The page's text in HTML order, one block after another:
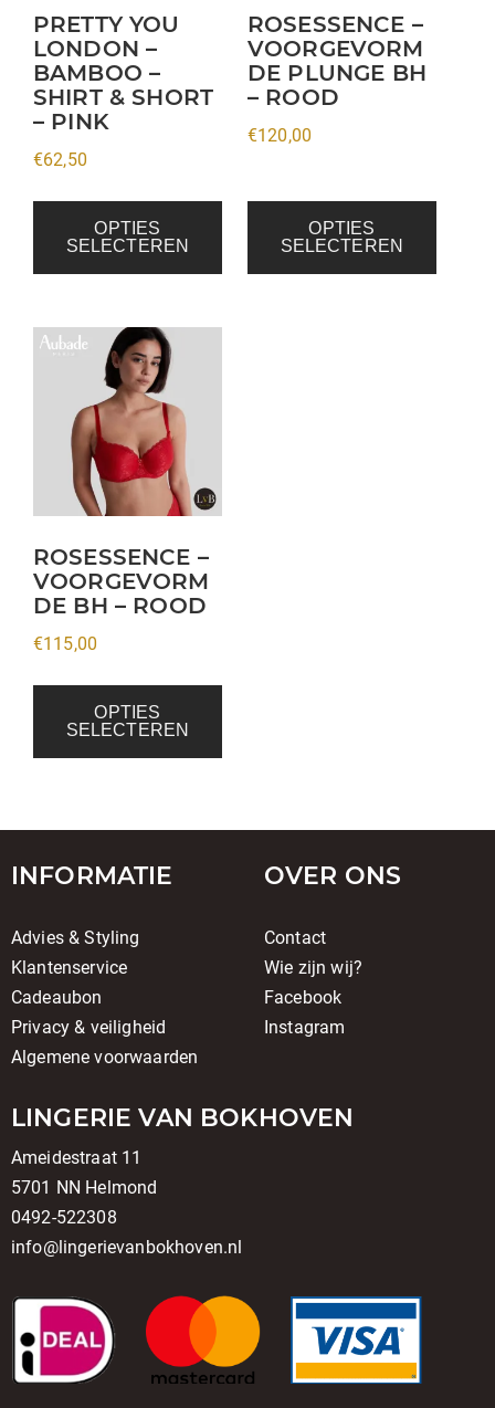
PRETTY YOU
LONDON –
BAMBOO –
SHIRT & SHORT
– PINK
€62,50
OPTIES
SELECTEREN
kan
gekozen
worden
op
productpagina
ROSESSENCE –
VOORGEVORM
DE PLUNGE BH
– ROOD
€120,00
OPTIES
SELECTEREN
kan
gekozen
worden
op
de
ROSESSENCE –
VOORGEVORM
DE BH – ROOD
€115,00
OPTIES
SELECTEREN
Dit
meerdere
variaties.
optie
kan
gekozen
worden
op
INFORMATIE
Advies & Styling
Klantenservice
Cadeaubon
Privacy & veiligheid
Algemene voorwaarden
OVER ONS
Contact
Wie zijn wij?
Facebook
Instagram
LINGERIE VAN BOKHOVEN
Ameidestraat 11
5701 NN Helmond
0492-522308
info@lingerievanbokhoven.nl